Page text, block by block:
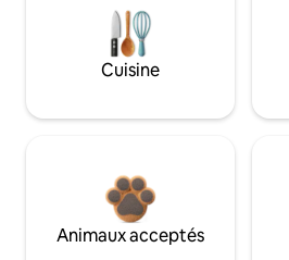
Cuisine
Animaux acceptés